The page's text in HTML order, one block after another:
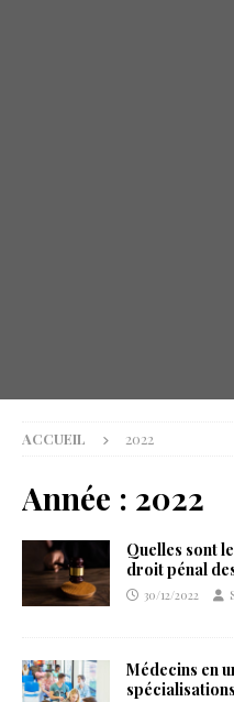
ACCUEIL 2022
Année : 2022
Quelles sont
droit pénal
30/12/2022
Médecins en